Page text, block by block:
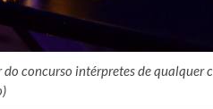
concurso intérpretes de